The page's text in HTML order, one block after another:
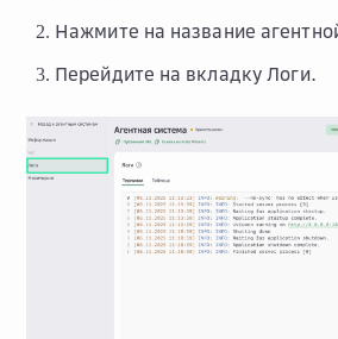
Нажмите на название
Перейдите на вкладкуЛоги.